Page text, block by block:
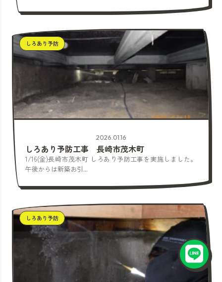
しろあり予防
2026.01.16
しろあり予防工事 長崎市茂木町
1/16(金)長崎市茂木町 しろあり予防工事を実施しました。
午後からは新築お引...
しろあり予防